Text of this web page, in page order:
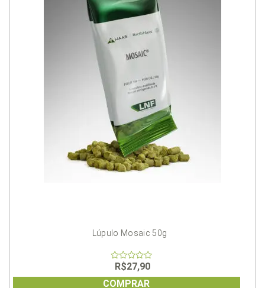
Lúpulo Mosaic 50g
of
R$27,90
COMPRAR